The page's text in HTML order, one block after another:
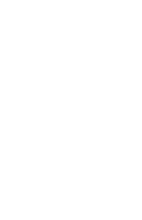
横丁にお越しの際はぜひ「有職